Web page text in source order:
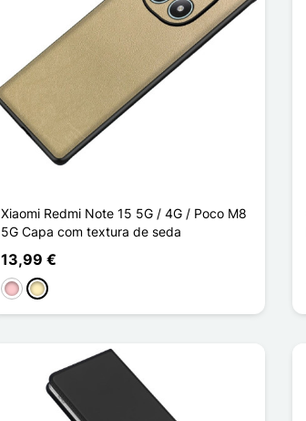
Xiaomi Redmi Note 15 5G / 4G / Poco M8
5G Capa com textura de seda
13,99 €
RosaOuro